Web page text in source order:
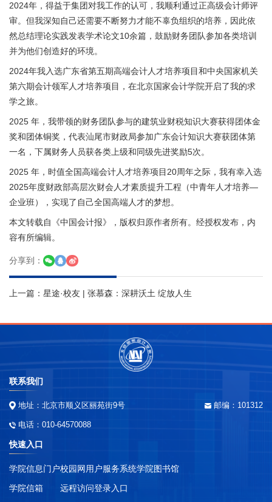
2024年，得益于集团对我工作的认可，我顺利通过正高级会计师评
审。但我深知自己还需要不断努力才能不辜负组织的培养，因此依
然总结理论实践发表学术论文10余篇，鼓励财务团队参加各类培训
并为他们创造好的环境。
2024年我入选广东省第五期高端会计人才培养项目和中央国家机关
第六期会计领军人才培养项目，在北京国家会计学院开启了我的求
学之旅。
2025 年，我带领的财务团队参与的建筑业财税知识大赛获得团体金
奖和团体铜奖，代表汕尾市财政局参加广东会计知识大赛获团体第
一名，下属财务人员获各类上级和同级先进奖励5次。
2025 年，时值全国高端会计人才培养项目20周年之际，我有幸入选
2025年度财政部高层次财会人才素质提升工程（中青年人才培养—
企业班），实现了自己全国高端人才的梦想。
本文转载自《中国会计报》，版权归原作者所有。经授权发布，内
容有所编辑。
分享到：
上一篇： 星途·校友 | 张慕森：深耕沃土 绽放人生
联系我们
地址：北京市顺义区丽苑街9号 邮编：101312
电话：010-64570088
快速入口
学院信息门户
学院信箱
校园网用户服务系统
远程访问登录入口
学院图书馆